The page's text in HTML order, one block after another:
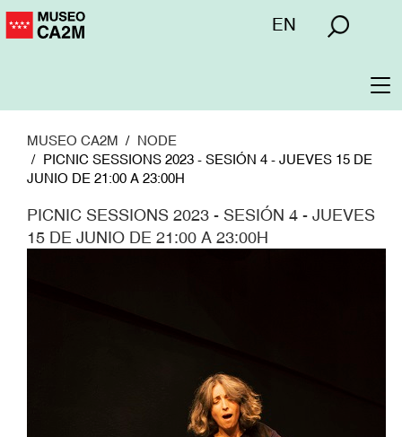
Pasar
Menú
EN
MUSEO CA2M
NODE
PICNIC SESSIONS 2023 - SESIÓN 4 - JUEVES 15 DE
JUNIO DE 21:00 A 23:00H
PICNIC SESSIONS 2023 - SESIÓN 4 - JUEVES
15 DE JUNIO DE 21:00 A 23:00H